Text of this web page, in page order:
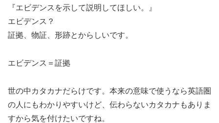
『エビデンスを示して説明してほしい。』
エビデンス？
証拠、物証、形跡とからしいです。
エビデンス＝証拠
世の中カタカナだらけです。本来の意味で使うなら英語圏
の人にもわかりやすいけど、伝わらないカタカナもありま
すから気を付けたいですね。